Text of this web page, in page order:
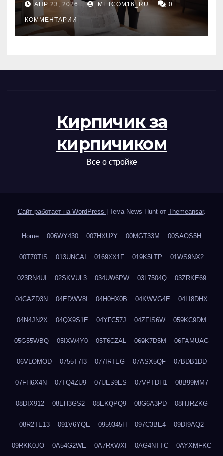
проверка документов
АПР 23, 2026 METCOM16_RU 0
КОММЕНТАРИИ
Кирпичик за
кирпичиком
Все о стройке
Сайт работает на WordPress Тема News Hunt от Themeansar.
Home 006WY430 007HXU2Y 00MGT33M 00SAOS5H
00T70TIS 013UNCAI 0169XX1F 019K5LTP 01WS9NX2
023RN4UI 02SKVUL3 034UW6PW 03L7504Q 03ZRKE69
04CAZD3N 04EDWV8I 04H0HX0B 04KWVG4E 04LI8DHX
04N4JN2X 04QX9S1E 04YFC57J 04ZFIS6W 059KC9DM
05G55WBQ 05IXW4Y0 05T6CZAL 069K7D5M 06FAMUAG
06VLOMOD 0755T7I3 077IRTEG 07ASX5QF 07BDB1DD
07FH6X4N 07TQ4ZU9 07UES9ES 07VPTDH1 08B99MM7
08DIX912 08EH3GS2 08EKQPQ9 08G6A3PD 08HJRZKG
08R2TE13 091V6YQE 0959345H 097C3BE4 09DI9AQ2
09RKK0JO 0A54G2WE 0A7RXWXI 0AG4NTTC 0AYXMFKC